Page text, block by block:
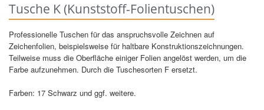
Tusche K (Kunststoff-Folientuschen)
Professionelle Tuschen für das anspruchsvolle Zeichnen auf
Zeichenfolien, beispielsweise für haltbare Konstruktionszeichnungen.
Teilweise muss die Oberfläche einiger Folien angelöst werden, um die
Farbe aufzunehmen. Durch die Tuschesorten F ersetzt.
Farben: 17 Schwarz und ggf. weitere.